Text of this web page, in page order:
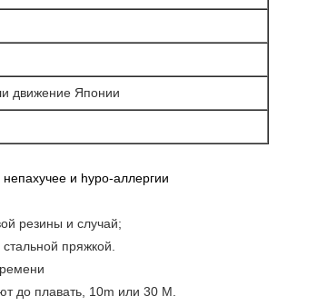
движение Японии
и hypo-аллергии
резины и случай;
пряжкой.
до плавать, 10m или 30 M.